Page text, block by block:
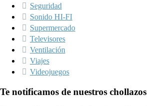
Seguridad
Sonido HI-FI
Supermercado
Televisores
Ventilación
Viajes
Videojuegos
Te notificamos de nuestros chollazos